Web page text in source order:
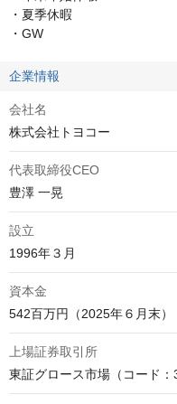
・夏季休暇
・GW
企業情報
会社名
株式会社トヨコー
代表取締役CEO
豊澤 一晃
設立
1996年３月
資本金
542百万円（2025年６月末）
上場証券取引所
東証グロース市場（コード